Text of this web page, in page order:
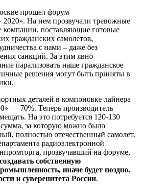
прошел форум
2020». На нем прозвучали тревожные
поставляющие готовые
гражданских самолетов,
с нами – даже без
санкций. За этим явно
парализовать наше гражданское
решения могут быть приняты в
деталей в компоновке лайнера
— 70%. Теперь производитель
На это потребуется 120-130
за которую можно было
полностью отечественный самолет.
радиоэлектронной
прозвучавший на форуме,
собственную
иначе будет поздно.
и суверенитета России.